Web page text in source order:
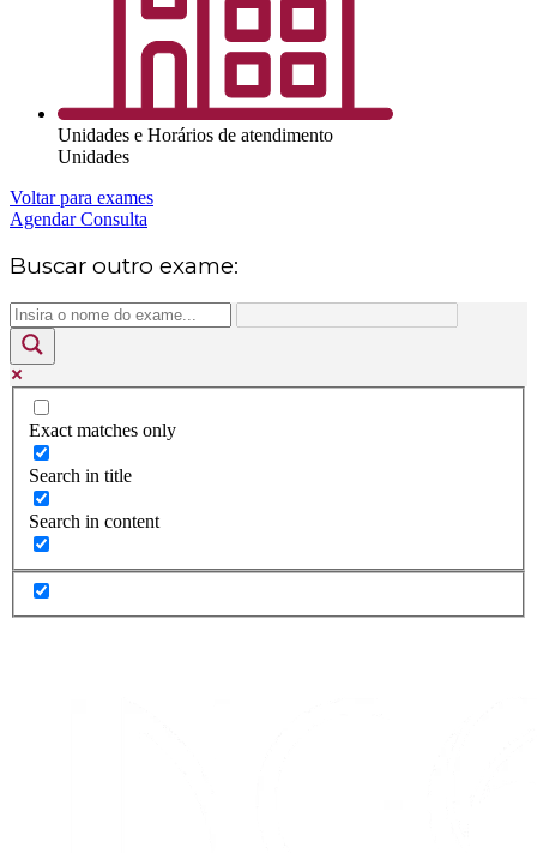
Unidades e Horários de atendimento
Unidades
Voltar para exames
Agendar Consulta
Buscar outro exame:
Exact matches only
Search in title
Search in content